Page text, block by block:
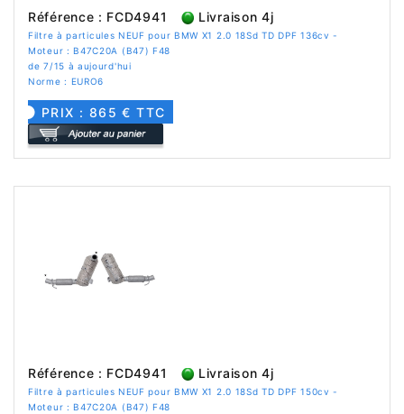
Référence : FCD4941 Livraison 4j
Filtre à particules NEUF pour BMW X1 2.0 18Sd TD DPF 136cv -
Moteur : B47C20A (B47) F48
de 7/15 à aujourd'hui
Norme : EURO6
PRIX : 865 € TTC
Référence : FCD4941 Livraison 4j
Filtre à particules NEUF pour BMW X1 2.0 18Sd TD DPF 150cv -
Moteur : B47C20A (B47) F48